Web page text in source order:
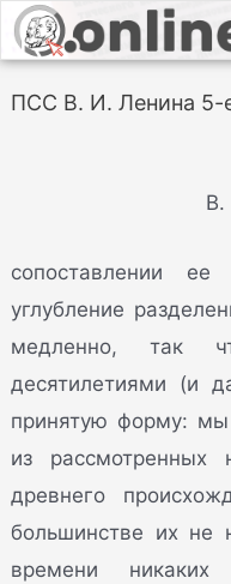
ПСС В. И. Ленина 5-
сопоставлении
углубление
медленно, так
десятилетиями (и
принятую форму:
из
древнего
большинстве их не
времени